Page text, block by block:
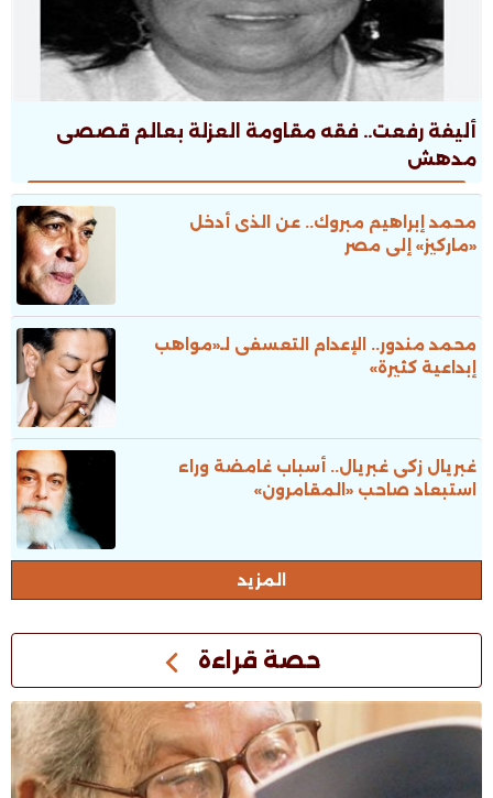
أليفة رفعت.. فقه مقاومة العزلة بعالم قصصى
مدهش
محمد إبراهيم مبروك.. عن الذى أدخل
«ماركيز» إلى مصر
محمد مندور.. الإعدام التعسفى لـ«مواهب
إبداعية كثيرة»
غبريال زكى غبريال.. أسباب غامضة وراء
استبعاد صاحب «المقامرون»
المزيد
حصة قراءة